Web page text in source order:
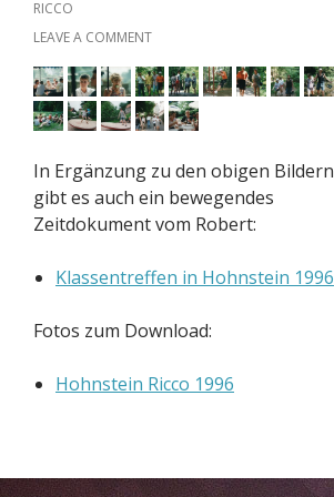
RICCO
LEAVE A COMMENT
In Ergänzung zu den obigen Bildern
gibt es auch ein bewegendes
Zeitdokument vom Robert:
Klassentreffen in Hohnstein 1996
Fotos zum Download:
Hohnstein Ricco 1996